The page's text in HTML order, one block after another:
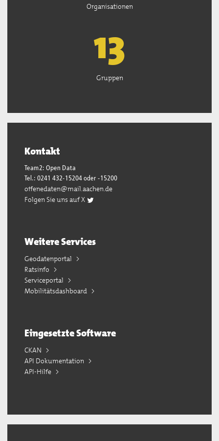
Organisationen
13
Gruppen
Kontakt
Team2: Open Data
Tel.: 0241 432-15204 oder -15200
offenedaten@mail.aachen.de
Folgen Sie uns auf X
Weitere Services
Geodatenportal
Ratsinfo
Serviceportal
Mobilitätsdashboard
Eingesetzte Software
CKAN
API Dokumentation
API-Hilfe